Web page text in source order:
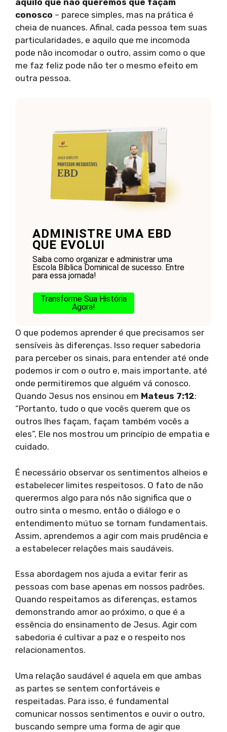
conosco – parece simples, mas na prática é
cheia de nuances. Afinal, cada pessoa tem suas
particularidades, e aquilo que me incomoda
pode não incomodar o outro, assim como o que
me faz feliz pode não ter o mesmo efeito em
outra pessoa.
ADMINISTRE UMA EBD
QUE EVOLUI
Saiba como organizar e administrar uma
Escola Bíblica Dominical de sucesso. Entre
para essa jornada!
Transforme Sua História
Agora!
O que podemos aprender é que precisamos ser
sensíveis às diferenças. Isso requer sabedoria
para perceber os sinais, para entender até onde
podemos ir com o outro e, mais importante, até
onde permitiremos que alguém vá conosco.
Quando Jesus nos ensinou em Mateus 7:12:
“Portanto, tudo o que vocês querem que os
outros lhes façam, façam também vocês a
eles”, Ele nos mostrou um princípio de empatia e
cuidado.
É necessário observar os sentimentos alheios e
estabelecer limites respeitosos. O fato de não
querermos algo para nós não significa que o
outro sinta o mesmo, então o diálogo e o
entendimento mútuo se tornam fundamentais.
Assim, aprendemos a agir com mais prudência e
a estabelecer relações mais saudáveis.
Essa abordagem nos ajuda a evitar ferir as
pessoas com base apenas em nossos padrões.
Quando respeitamos as diferenças, estamos
demonstrando amor ao próximo, o que é a
essência do ensinamento de Jesus. Agir com
sabedoria é cultivar a paz e o respeito nos
relacionamentos.
Uma relação saudável é aquela em que ambas
as partes se sentem confortáveis e
respeitadas. Para isso, é fundamental
comunicar nossos sentimentos e ouvir o outro,
buscando sempre uma forma de agir que